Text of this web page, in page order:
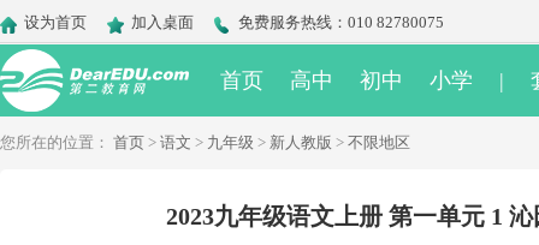
设为首页 加入桌面 免费服务热线：010 82780075
首页 高中 初中 小学 |
您所在的位置： 首页 > 语文 > 九年级 > 新人教版 > 不限地区
2023九年级语文上册 第一单元 1